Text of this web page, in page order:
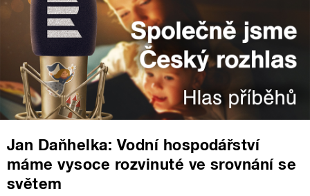
Jan Daňhelka: Vodní hospodářství
máme vysoce rozvinuté ve srovnání se
světem